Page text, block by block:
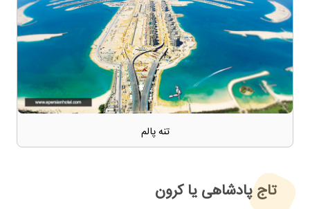
تنه پالم
تاج پادشاهی یا کرون